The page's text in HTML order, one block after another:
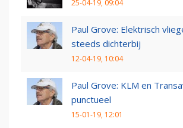
25-04-19, 09:04
Paul Grove: Elektrisch
steeds dichterbij
12-04-19, 10:04
Paul Grove: KLM en
punctueel
15-01-19, 12:01